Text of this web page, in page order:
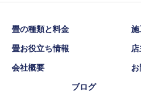
畳の種類と料金 施
畳お役立ち情報
会社概要
ブログ